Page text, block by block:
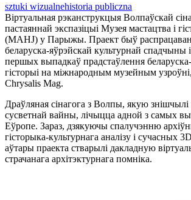
sztuki wizualnehistoria publiczna
Віртуальная рэканструкцыя Волпаўскай
пастаяннай экспазіцыі Музея мастацтва і
(MAHJ) у Парыжы. Праект быў
беларуска-яўрэйскай культурнай спадчыны
першых выпадкаў прадстаўлення
гісторыі на міжнародным музейным узроўні,
Chrysalis Mag.
Драўляная сінагога з Волпы, якую
сусветнай вайны, лічыцца адной з самых
Еўропе. Зараз, дзякуючы спалучэнню
гісторыка-культурнага аналізу і сучасных
аўтары праекта стварылі дакладную
страчанага архітэктурнага помніка.